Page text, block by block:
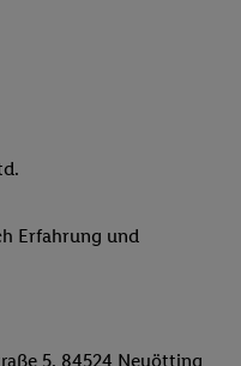
Erfahrung und
5, 84524 Neuötting